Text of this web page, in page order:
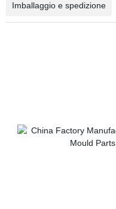
Imballaggio e spedizione